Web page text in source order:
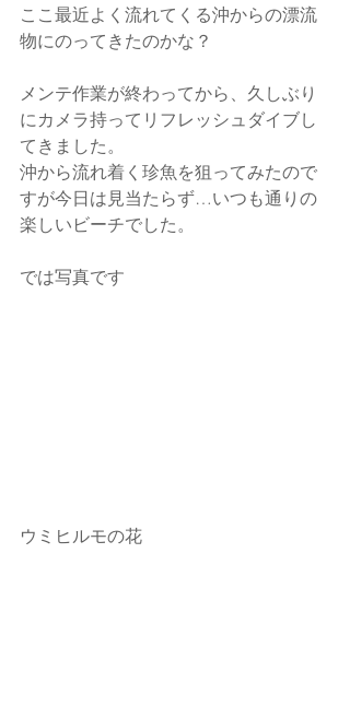
ここ最近よく流れてくる沖からの漂流
物にのってきたのかな？
メンテ作業が終わってから、久しぶり
にカメラ持ってリフレッシュダイブし
てきました。
沖から流れ着く珍魚を狙ってみたので
すが今日は見当たらず…いつも通りの
楽しいビーチでした。
では写真です
ウミヒルモの花